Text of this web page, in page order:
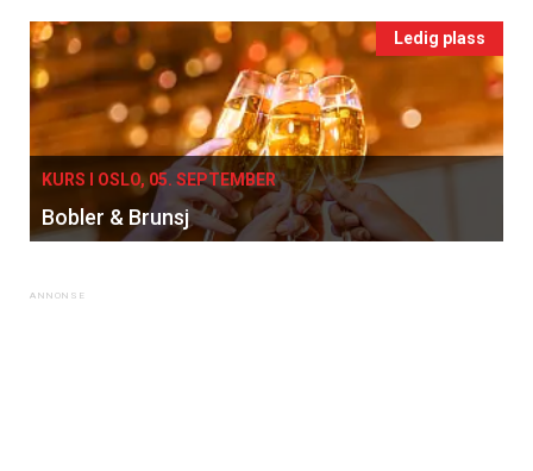
Ledig plass
KURS I OSLO, 05. SEPTEMBER
Bobler & Brunsj